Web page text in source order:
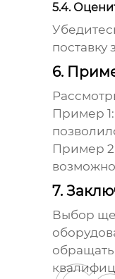
5.4.
поставку
6.
Пример 1:
Пример
7.
Выбор